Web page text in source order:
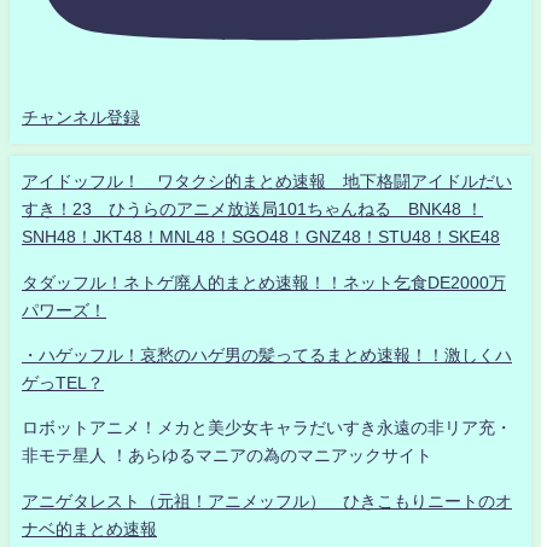
チャンネル登録
アイドッフル！ ワタクシ的まとめ速報 地下格闘アイドルだい
すき！23 ひうらのアニメ放送局101ちゃんねる BNK48 ！
SNH48！JKT48！MNL48！SGO48！GNZ48！STU48！SKE48
タダッフル！ネトゲ廃人的まとめ速報！！ネット乞食DE2000万
パワーズ！
・ハゲッフル！哀愁のハゲ男の髪ってるまとめ速報！！激しくハ
ゲっTEL？
ロボットアニメ！メカと美少女キャラだいすき永遠の非リア充・
非モテ星人 ！あらゆるマニアの為のマニアックサイト
アニゲタレスト（元祖！アニメッフル） ひきこもりニートのオ
ナベ的まとめ速報